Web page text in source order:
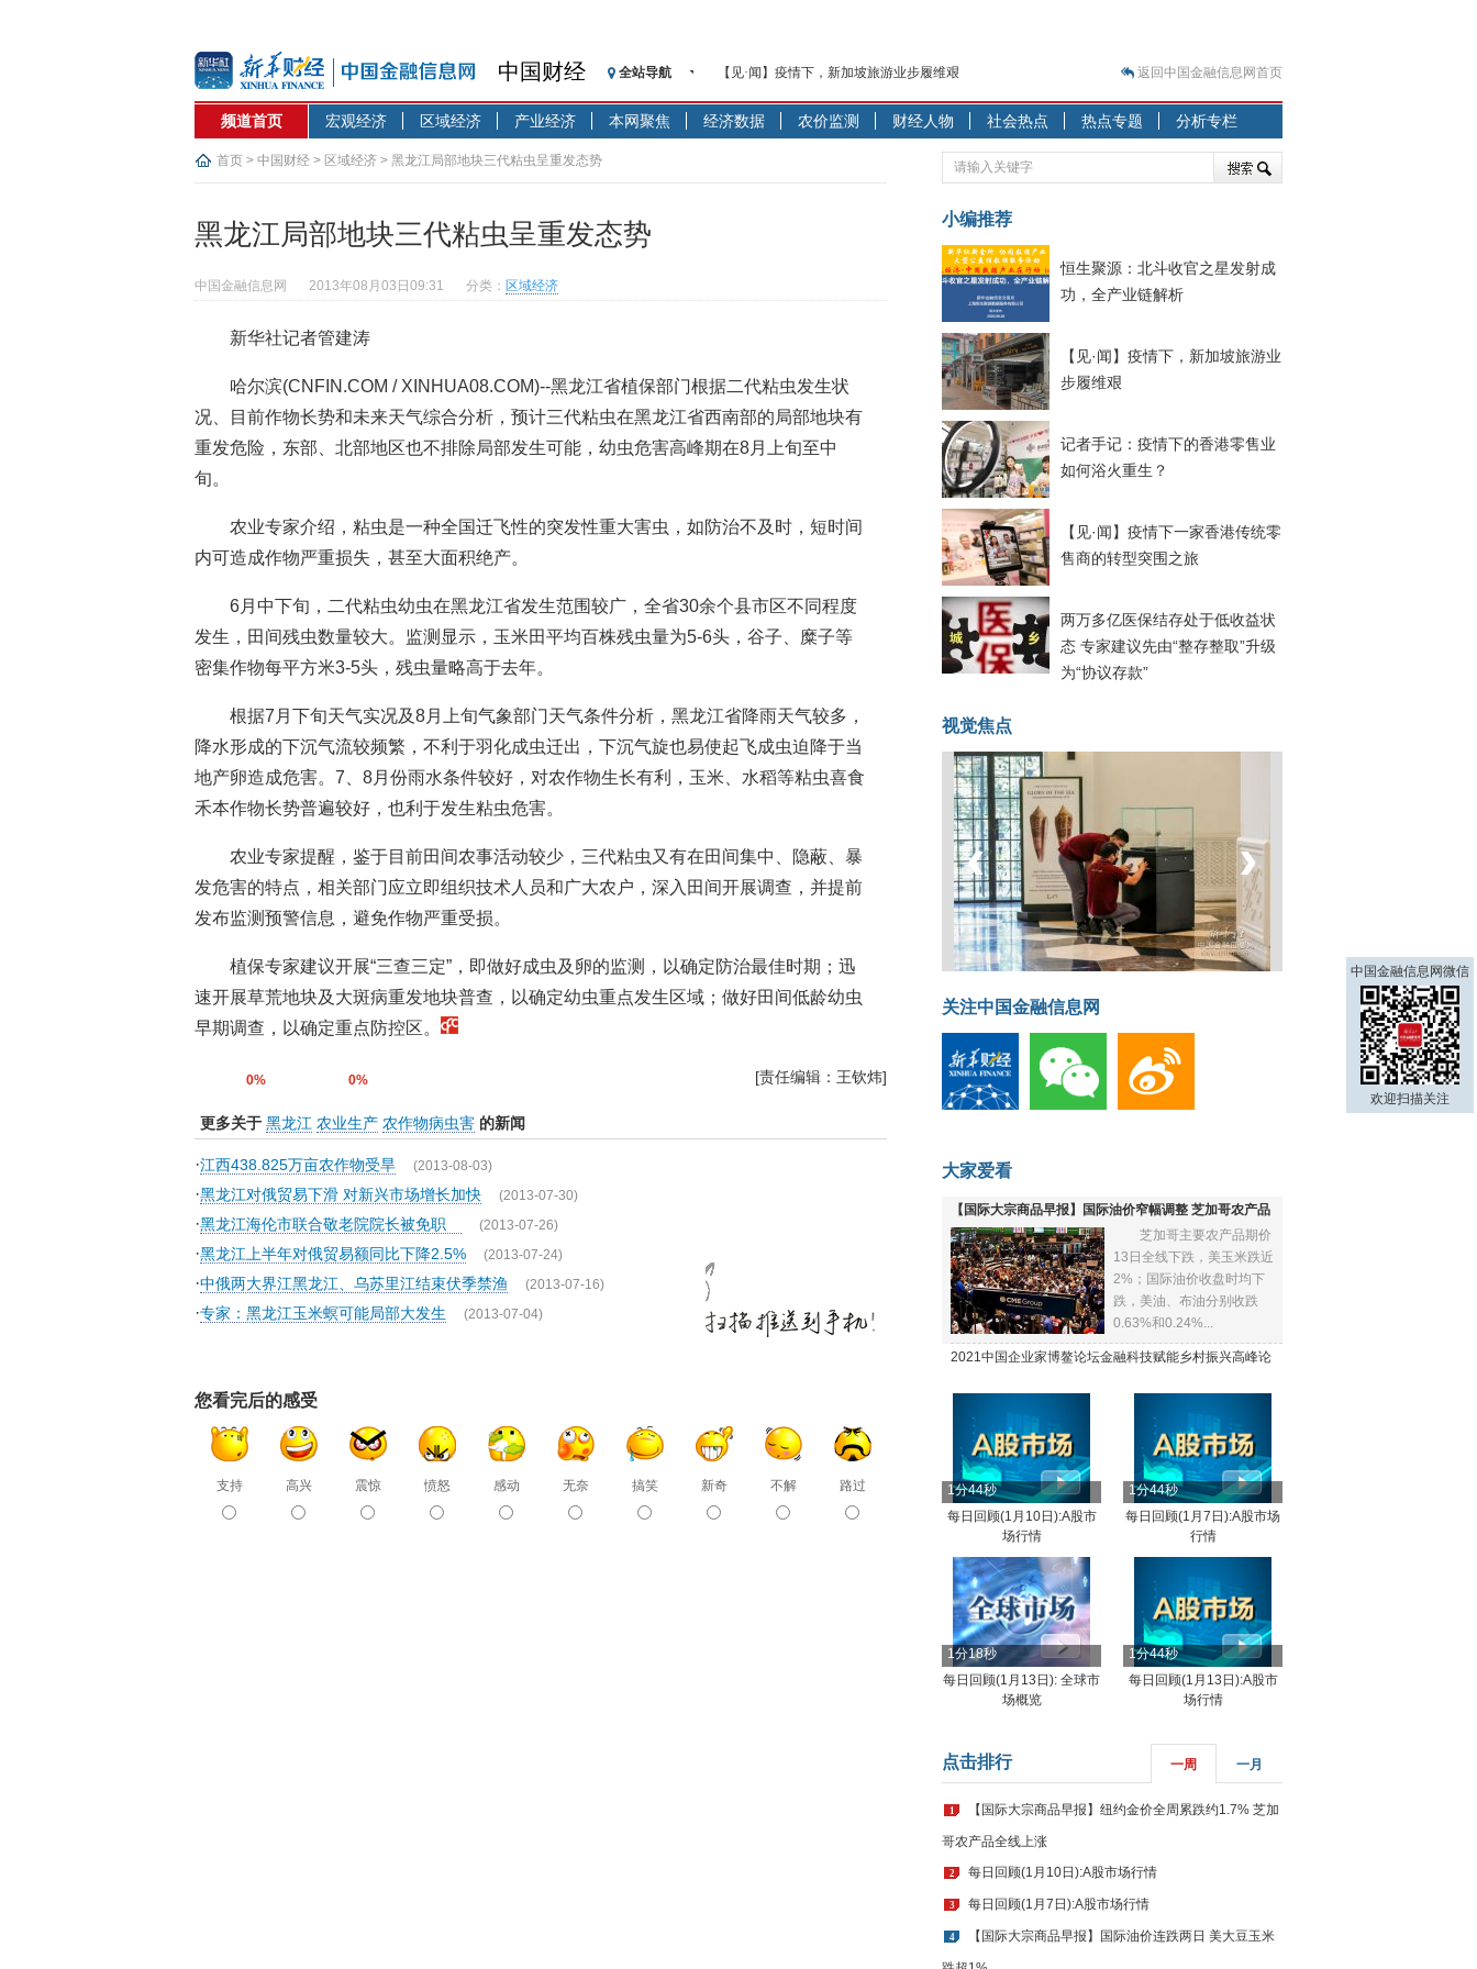
中国财经 全站导航
【见·闻】疫情下，新加坡旅游业步履维艰
记者手记：疫情下的香港零售业如何浴火重生？
【见·闻】疫情下一家香港传统零售商的转型突围之旅
济安金信：中国基金市场数据分析周报（2020. 07.27—2020.07.31）
【新华财经调查】同业存单、结构性存款玩起“跷跷板” 结构性失衡藏
央行公开市场净投放300亿元 短端资金利率明显下行
基本面及股市双轮冲击 债市回调十年期债表现最弱
沥青期货连续两日涨逾3% 沪银及两粕涨势喜人
恒生聚源：北斗收官之星发射成功，全产业链解析
济安金信：中国基金市场数据分析周报（2020. 08.17—2020.08.21）
返回中国金融信息网首页
频道首页 宏观经济 区域经济 产业经济 本网聚焦 经济数据 农价监测 财经人物 社会热点 热点专题 分析专栏
首页 > 中国财经 > 区域经济 > 黑龙江局部地块三代粘虫呈重发态势
黑龙江局部地块三代粘虫呈重发态势
中国金融信息网 2013年08月03日09:31 分类： 区域经济
新华社记者管建涛
哈尔滨(CNFIN.COM / XINHUA08.COM)--黑龙江省植保部门根据二代粘虫发生状
况、目前作物长势和未来天气综合分析，预计三代粘虫在黑龙江省西南部的局部地块有
重发危险，东部、北部地区也不排除局部发生可能，幼虫危害高峰期在8月上旬至中
旬。
农业专家介绍，粘虫是一种全国迁飞性的突发性重大害虫，如防治不及时，短时间
内可造成作物严重损失，甚至大面积绝产。
6月中下旬，二代粘虫幼虫在黑龙江省发生范围较广，全省30余个县市区不同程度
发生，田间残虫数量较大。监测显示，玉米田平均百株残虫量为5-6头，谷子、糜子等
密集作物每平方米3-5头，残虫量略高于去年。
根据7月下旬天气实况及8月上旬气象部门天气条件分析，黑龙江省降雨天气较多，
降水形成的下沉气流较频繁，不利于羽化成虫迁出，下沉气旋也易使起飞成虫迫降于当
地产卵造成危害。7、8月份雨水条件较好，对农作物生长有利，玉米、水稻等粘虫喜食
禾本作物长势普遍较好，也利于发生粘虫危害。
农业专家提醒，鉴于目前田间农事活动较少，三代粘虫又有在田间集中、隐蔽、暴
发危害的特点，相关部门应立即组织技术人员和广大农户，深入田间开展调查，并提前
发布监测预警信息，避免作物严重受损。
植保专家建议开展“三查三定”，即做好成虫及卵的监测，以确定防治最佳时期；迅
速开展草荒地块及大斑病重发地块普查，以确定幼虫重点发生区域；做好田间低龄幼虫
早期调查，以确定重点防控区。
0% 0% [责任编辑：王钦炜]
更多关于 黑龙江 农业生产 农作物病虫害 的新闻
·江西438.825万亩农作物受旱 (2013-08-03)
·黑龙江对俄贸易下滑 对新兴市场增长加快 (2013-07-30)
·黑龙江海伦市联合敬老院院长被免职 (2013-07-26)
·黑龙江上半年对俄贸易额同比下降2.5% (2013-07-24)
·中俄两大界江黑龙江、乌苏里江结束伏季禁渔 (2013-07-16)
·专家：黑龙江玉米螟可能局部大发生 (2013-07-04)
您看完后的感受
支持 高兴 震惊 愤怒 感动 无奈 搞笑 新奇 不解 路过
小编推荐
恒生聚源：北斗收官之星发射成
功，全产业链解析
【见·闻】疫情下，新加坡旅游业
步履维艰
记者手记：疫情下的香港零售业
如何浴火重生？
【见·闻】疫情下一家香港传统零
售商的转型突围之旅
两万多亿医保结存处于低收益状
态 专家建议先由“整存整取”升级
为“协议存款”
视觉焦点
菲律宾：防疫降级
‹ ›
关注中国金融信息网
大家爱看
【国际大宗商品早报】国际油价窄幅调整 芝加哥农产品
全线下跌
芝加哥主要农产品期价
13日全线下跌，美玉米跌近
2%；国际油价收盘时均下
跌，美油、布油分别收跌
0.63%和0.24%...
2021中国企业家博鳌论坛金融科技赋能乡村振兴高峰论
1分44秒
每日回顾(1月10日):A股市
场行情
1分44秒
每日回顾(1月7日):A股市场
行情
1分18秒
每日回顾(1月13日): 全球市
场概览
1分44秒
每日回顾(1月13日):A股市
场行情
点击排行 一周 一月
1 【国际大宗商品早报】纽约金价全周累跌约1.7% 芝加
哥农产品全线上涨
2 每日回顾(1月10日):A股市场行情
3 每日回顾(1月7日):A股市场行情
4 【国际大宗商品早报】国际油价连跌两日 美大豆玉米
中国金融信息网微信
欢迎扫描关注